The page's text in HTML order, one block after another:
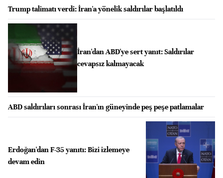
Trump talimatı verdi: İran'a yönelik saldırılar başlatıldı
İran'dan ABD'ye sert yanıt: Saldırılar
cevapsız kalmayacak
ABD saldırıları sonrası İran'ın güneyinde peş peşe patlamalar
Erdoğan'dan F-35 yanıtı: Bizi izlemeye
devam edin